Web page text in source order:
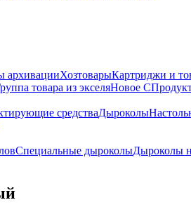
архивацииХозтоварыКартриджи и
товара из экселяНовое С
средстваДыроколы
Специальные дыроколыДыроколы